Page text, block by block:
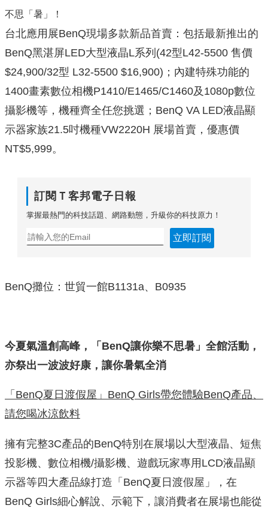
不思「暑」！
台北應用展BenQ現場多款新品首賣：包括最新推出的
BenQ黑湛屏LED大型液晶L系列(42型L42-5500 售價
$24,900/32型 L32-5500 $16,900)；內建特殊功能的
1400畫素數位相機P1410/E1465/C1460及1080p數位
攝影機等，機種齊全任您挑選；BenQ VA LED液晶顯
示器家族21.5吋機種VW2220H 展場首賣，優惠價
NT$5,999。
訂閱Ｔ客邦電子日報
掌握最熱門的科技話題、網路動態，升級你的科技原力！
立即訂閱
BenQ攤位：世貿一館B1131a、B0935
今夏氣溫創高峰，「BenQ讓你樂不思暑」全館活動，
亦祭出一波波好康，讓你暑氣全消
「BenQ夏日渡假屋」BenQ Girls帶您體驗BenQ產品、
請您喝冰涼飲料
擁有完整3C產品的BenQ特別在展場以大型液晶、短焦
投影機、數位相機/攝影機、遊戲玩家專用LCD液晶顯
示器等四大產品線打造「BenQ夏日渡假屋」，在
BenQ Girls細心解說、示範下，讓消費者在展場也能從